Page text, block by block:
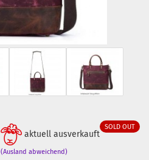
SOLD OUT
aktuell ausverkauft
(Ausland abweichend)